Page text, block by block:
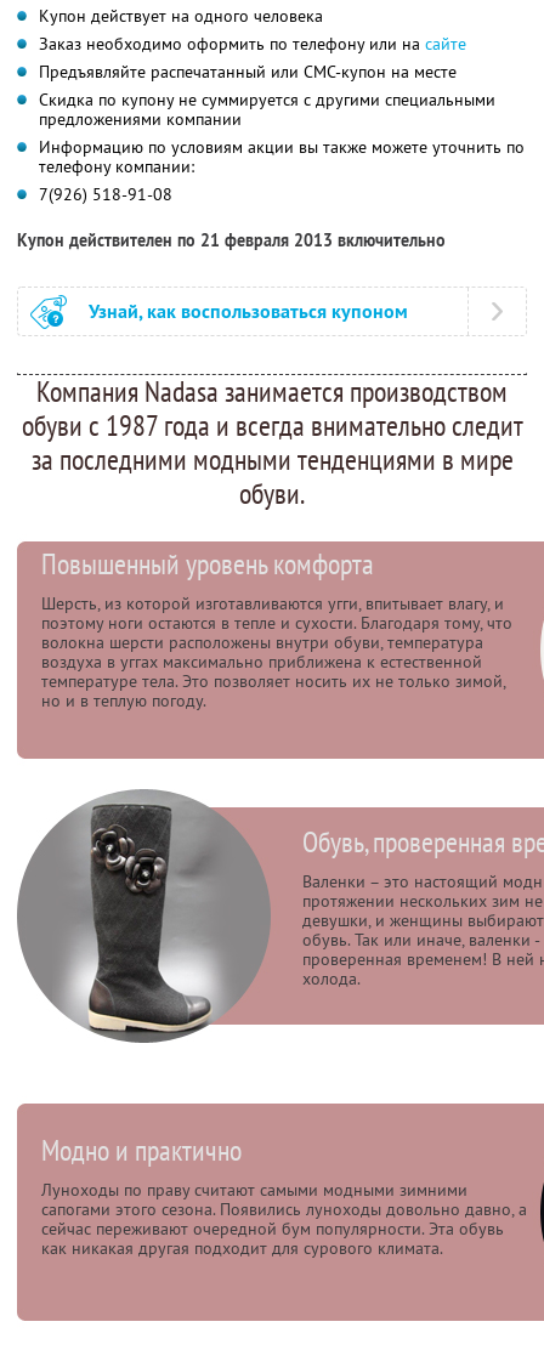
Купон действует на одного человека
Заказ необходимо оформить по телефону или на сайте
Предъявляйте распечатанный или СМС-купон на месте
Скидка по купону не суммируется с другими специальными
предложениями компании
Информацию по условиям акции вы также можете уточнить по
телефону компании:
7(926) 518-91-08
Купон действителен по 21 февраля 2013 включительно
Узнай, как воспользоваться купоном
Компания Nadasa занимается производством
обуви с 1987 года и всегда внимательно следит
за последними модными тенденциями в мире
обуви.
Повышенный уровень комфорта
Шерсть, из которой изготавливаются угги, впитывает влагу, и
поэтому ноги остаются в тепле и сухости. Благодаря тому, что
волокна шерсти расположены внутри обуви, температура
воздуха в уггах максимально приближена к естественной
температуре тела. Это позволяет носить их не только зимой,
но и в теплую погоду.
Обувь, проверенная
Валенки – это настоящий
протяжении нескольких зим
девушки, и женщины
обувь. Так или иначе, валенки
проверенная временем! В
холода.
Модно и практично
Луноходы по праву считают самыми модными зимними
сапогами этого сезона. Появились луноходы довольно давно, а
сейчас переживают очередной бум популярности. Эта обувь
как никакая другая подходит для сурового климата.